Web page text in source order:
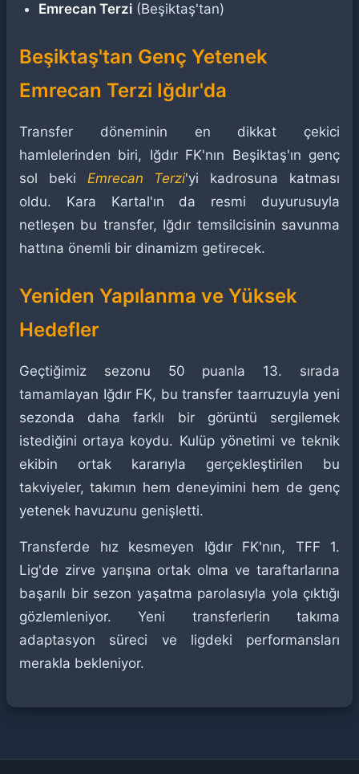
Emrecan Terzi (Beşiktaş'tan)
Beşiktaş'tan Genç Yetenek
Emrecan Terzi Iğdır'da
Transfer döneminin en dikkat çekici
hamlelerinden biri, Iğdır FK'nın Beşiktaş'ın genç
sol beki Emrecan Terzi'yi kadrosuna katması
oldu. Kara Kartal'ın da resmi duyurusuyla
netleşen bu transfer, Iğdır temsilcisinin savunma
hattına önemli bir dinamizm getirecek.
Yeniden Yapılanma ve Yüksek
Hedefler
Geçtiğimiz sezonu 50 puanla 13. sırada
tamamlayan Iğdır FK, bu transfer taarruzuyla yeni
sezonda daha farklı bir görüntü sergilemek
istediğini ortaya koydu. Kulüp yönetimi ve teknik
ekibin ortak kararıyla gerçekleştirilen bu
takviyeler, takımın hem deneyimini hem de genç
yetenek havuzunu genişletti.
Transferde hız kesmeyen Iğdır FK'nın, TFF 1.
Lig'de zirve yarışına ortak olma ve taraftarlarına
başarılı bir sezon yaşatma parolasıyla yola çıktığı
gözlemleniyor. Yeni transferlerin takıma
adaptasyon süreci ve ligdeki performansları
merakla bekleniyor.